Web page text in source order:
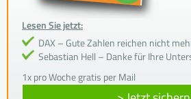
Lesen Sie jetzt:
DAX – Gute Zahlen reichen nicht
Sebastian Hell – Danke für Ihre
1x pro Woche gratis per Mail